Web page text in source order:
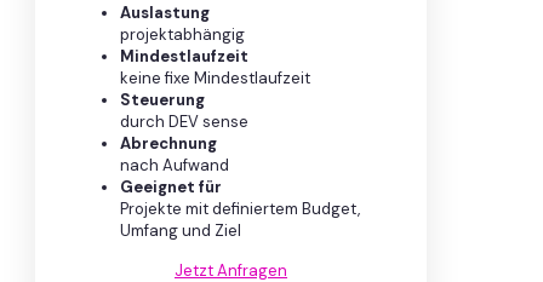
Auslastung
projektabhängig
Mindestlaufzeit
keine fixe Mindestlaufzeit
Steuerung
durch DEV sense
Abrechnung
nach Aufwand
Geeignet für
Projekte mit definiertem Budget,
Umfang und Ziel
Jetzt Anfragen